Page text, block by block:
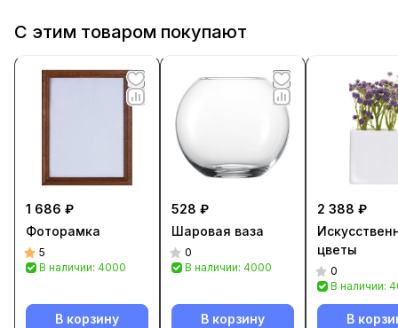
С этим товаром покупают
1 686 ₽
Фоторамка
5
В наличии: 4000
В корзину
528 ₽
Шаровая ваза
0
В наличии: 4000
В корзину
2 388 ₽
цветы
0
В наличии:
В